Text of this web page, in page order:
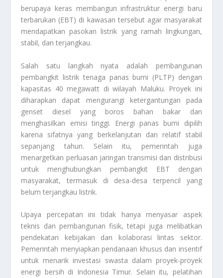
berupaya keras membangun infrastruktur energi baru
terbarukan (EBT) di kawasan tersebut agar masyarakat
mendapatkan pasokan listrik yang ramah lingkungan,
stabil, dan terjangkau.
Salah satu langkah nyata adalah pembangunan
pembangkit listrik tenaga panas bumi (PLTP) dengan
kapasitas 40 megawatt di wilayah Maluku. Proyek ini
diharapkan dapat mengurangi ketergantungan pada
genset diesel yang boros bahan bakar dan
menghasilkan emisi tinggi. Energi panas bumi dipilih
karena sifatnya yang berkelanjutan dan relatif stabil
sepanjang tahun. Selain itu, pemerintah juga
menargetkan perluasan jaringan transmisi dan distribusi
untuk menghubungkan pembangkit EBT dengan
masyarakat, termasuk di desa-desa terpencil yang
belum terjangkau listrik.
Upaya percepatan ini tidak hanya menyasar aspek
teknis dan pembangunan fisik, tetapi juga melibatkan
pendekatan kebijakan dan kolaborasi lintas sektor.
Pemerintah menyiapkan pendanaan khusus dan insentif
untuk menarik investasi swasta dalam proyek-proyek
energi bersih di Indonesia Timur. Selain itu, pelatihan